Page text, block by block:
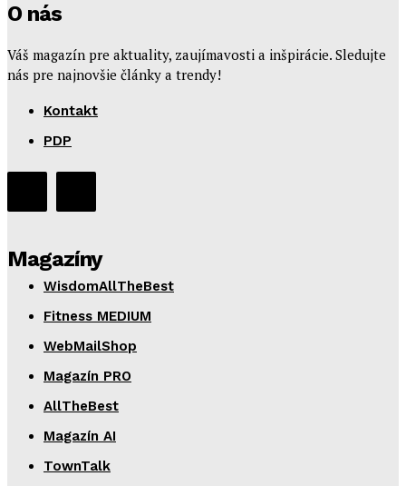
O nás
Váš magazín pre aktuality, zaujímavosti a inšpirácie. Sledujte
nás pre najnovšie články a trendy!
Kontakt
PDP
Magazíny
WisdomAllTheBest
Fitness MEDIUM
WebMailShop
Magazín PRO
AllTheBest
Magazín AI
TownTalk